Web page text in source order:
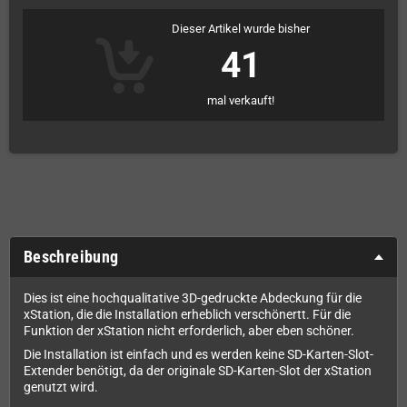
Dieser Artikel wurde bisher
41
mal verkauft!
Beschreibung
Dies ist eine hochqualitative 3D-gedruckte Abdeckung für die
xStation, die die Installation erheblich verschönertt. Für die
Funktion der xStation nicht erforderlich, aber eben schöner.
Die Installation ist einfach und es werden keine SD-Karten-Slot-
Extender benötigt, da der originale SD-Karten-Slot der xStation
genutzt wird.